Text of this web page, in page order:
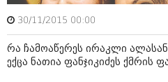
დეკემბერი 2012 (98)
ოქტომბერი 2012 (350)
სექტემბერი 2012 (264)
30/11/2015 00:00
რა ჩამოაწერეს ირაკლი
ექცა ნათია ფანჯიკიძეს ქმრის